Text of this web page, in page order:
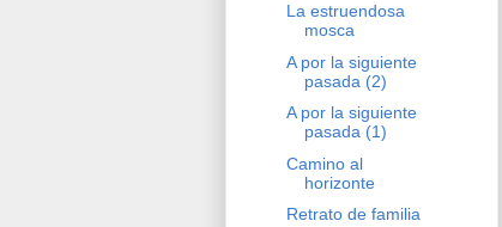
La estruendosa
mosca
A por la siguiente
pasada (2)
A por la siguiente
pasada (1)
Camino al
horizonte
Retrato de familia